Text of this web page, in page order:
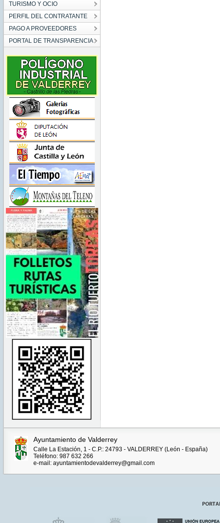
TURISMO Y OCIO
PERFIL DEL CONTRATANTE
PAGO A PROVEEDORES
PORTAL DE TRANSPARENCIA
Ayuntamiento de Valderrey
Calle La Estación, 1 - C.P.: 24793 - VALDERREY (León - España)
Teléfono: 987 632 266
e-mail: ayuntamientodevalderrey@gmail.com